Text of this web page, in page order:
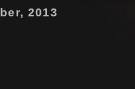
2013